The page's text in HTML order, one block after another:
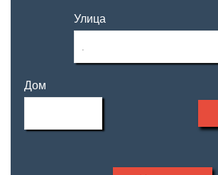
Улица
Дом